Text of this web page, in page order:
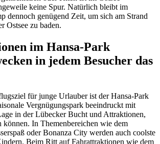
keine Spur. Natürlich bleibt im
dennoch genügend Zeit, um sich am Strand
Ostsee zu baden.
im Hansa-Park
in jedem Besucher das
für junge Urlauber ist der Hansa-Park
Vergnügungspark beeindruckt mit
in der Lübecker Bucht und Attraktionen,
können. In Themenbereichen wie dem
oder Bonanza City werden auch coolste
Beim Ritt auf Fahrattraktionen wie dem